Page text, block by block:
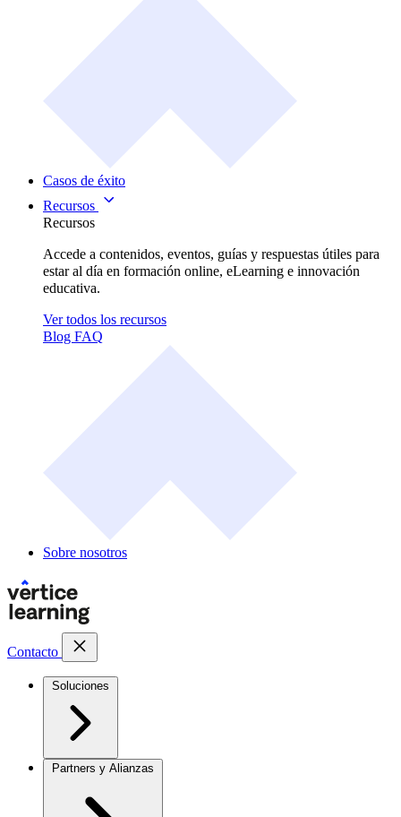
Casos de éxito
Recursos
Recursos
Accede a contenidos, eventos, guías y respuestas útiles para
estar al día en formación online, eLearning e innovación
educativa.
Ver todos los recursos
Blog FAQ
Sobre nosotros
Contacto
Soluciones
Partners y Alianzas